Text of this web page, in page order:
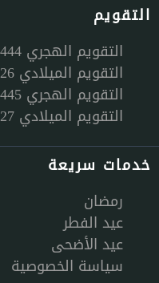
التقويم
التقويم الهجري 1444
التقويم الميلادي 2026
التقويم الهجري 1445
التقويم الميلادي 2027
خدمات سريعة
رمضان
عيد الفطر
عيد الأضحى
سياسة الخصوصية